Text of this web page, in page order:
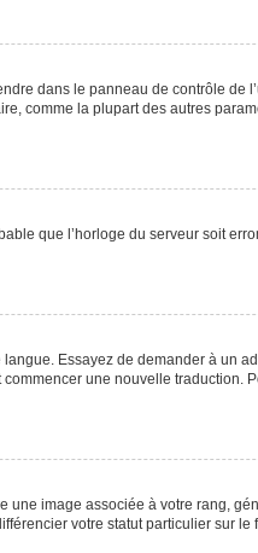
dans le panneau de contrôle de
comme la plupart des autres
que l’horloge du serveur soit
Essayez de demander à un
une nouvelle traduction.
une image associée à votre rang,
votre statut particulier sur